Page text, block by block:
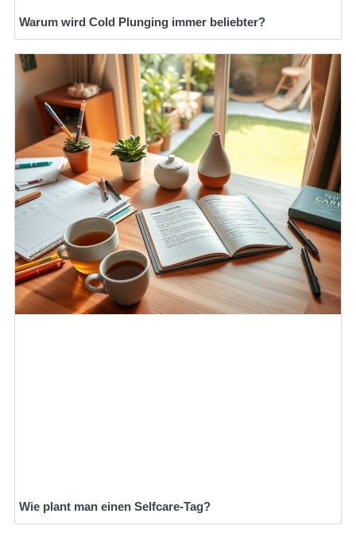
Warum wird Cold Plunging immer beliebter?
Wie plant man einen Selfcare-Tag?